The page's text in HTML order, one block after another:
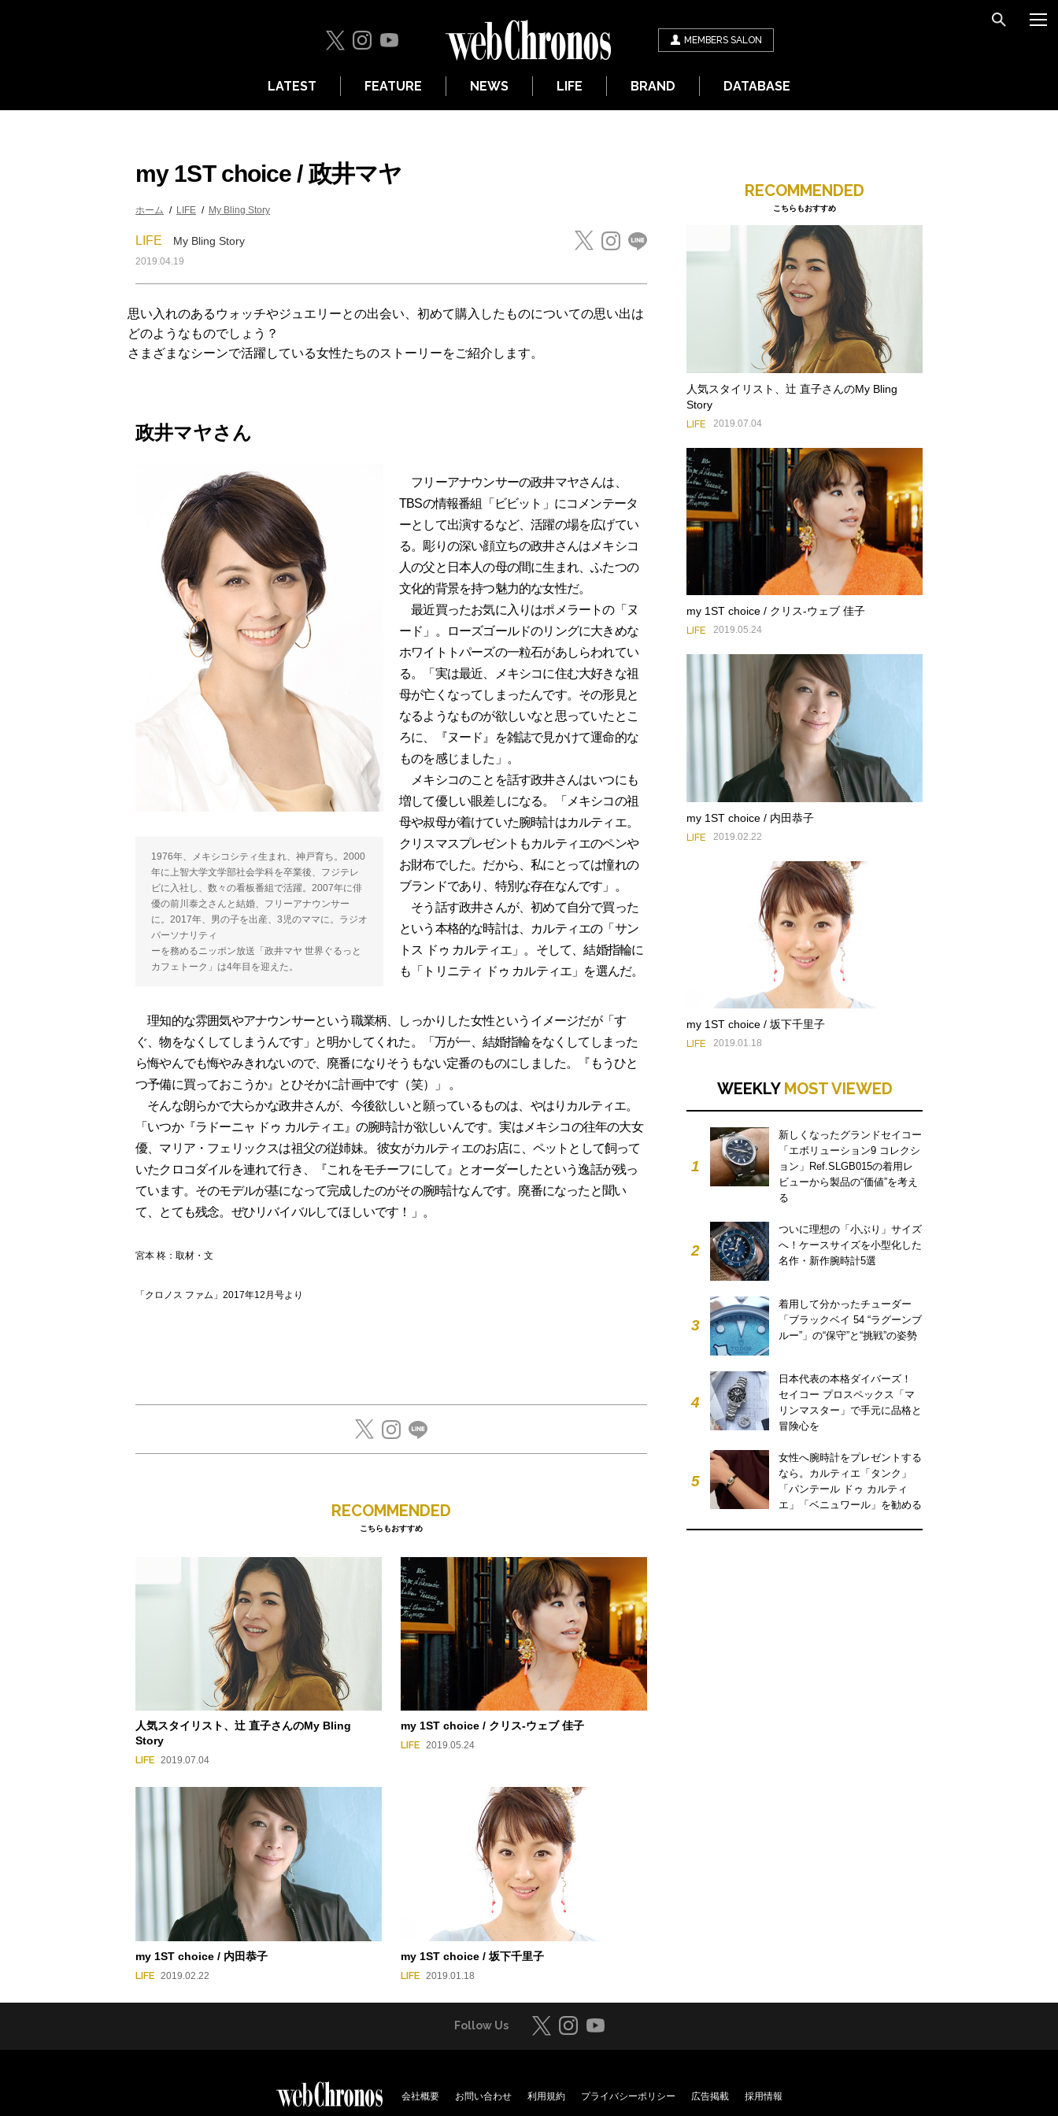
MEMBERS SALON
LATEST FEATURE NEWS LIFE BRAND DATABASE
my 1ST choice / 政井マヤ
ホーム LIFE My Bling Story
LIFE My Bling Story
2019.04.19
思い入れのあるウォッチやジュエリーとの出会い、初めて購入したものについての思い出は
どのようなものでしょう？
さまざまなシーンで活躍している女性たちのストーリーをご紹介します。
政井マヤさん
1976年、メキシコシティ生まれ、神戸育ち。2000
年に上智大学文学部社会学科を卒業後、フジテレ
ビに入社し、数々の看板番組で活躍。2007年に俳
優の前川泰之さんと結婚、フリーアナウンサー
に。2017年、男の子を出産、3児のママに。ラジオ
パーソナリティ
ーを務めるニッポン放送「政井マヤ 世界ぐるっと
カフェトーク」は4年目を迎えた。
フリーアナウンサーの政井マヤさんは、
TBSの情報番組「ビビット」にコメンテータ
ーとして出演するなど、活躍の場を広げてい
る。彫りの深い顔立ちの政井さんはメキシコ
人の父と日本人の母の間に生まれ、ふたつの
文化的背景を持つ魅力的な女性だ。
最近買ったお気に入りはポメラートの「ヌ
ード」。ローズゴールドのリングに大きめな
ホワイトトパーズの一粒石があしらわれてい
る。「実は最近、メキシコに住む大好きな祖
母が亡くなってしまったんです。その形見と
なるようなものが欲しいなと思っていたとこ
ろに、『ヌード』を雑誌で見かけて運命的な
ものを感じました」。
メキシコのことを話す政井さんはいつにも
増して優しい眼差しになる。「メキシコの祖
母や叔母が着けていた腕時計はカルティエ。
クリスマスプレゼントもカルティエのペンや
お財布でした。だから、私にとっては憧れの
ブランドであり、特別な存在なんです」。
そう話す政井さんが、初めて自分で買った
という本格的な時計は、カルティエの「サン
トス ドゥ カルティエ」。そして、結婚指輪に
も「トリニティ ドゥ カルティエ」を選んだ。
理知的な雰囲気やアナウンサーという職業柄、しっかりした女性というイメージだが「す
ぐ、物をなくしてしまうんです」と明かしてくれた。「万が一、結婚指輪をなくしてしまった
ら悔やんでも悔やみきれないので、廃番になりそうもない定番のものにしました。『もうひと
つ予備に買っておこうか』とひそかに計画中です（笑）」 。
そんな朗らかで大らかな政井さんが、今後欲しいと願っているものは、やはりカルティエ。
「いつか『ラドーニャ ドゥ カルティエ』の腕時計が欲しいんです。実はメキシコの往年の大女
優、マリア・フェリックスは祖父の従姉妹。 彼女がカルティエのお店に、ペットとして飼って
いたクロコダイルを連れて行き、『これをモチーフにして』とオーダーしたという逸話が残っ
ています。そのモデルが基になって完成したのがその腕時計なんです。廃番になったと聞い
て、とても残念。ぜひリバイバルしてほしいです！」。
宮本 柊：取材・文
「クロノス ファム」2017年12月号より
RECOMMENDED
こちらもおすすめ
人気スタイリスト、辻 直子さんのMy Bling
Story
LIFE 2019.07.04
my 1ST choice / クリス-ウェブ 佳子
LIFE 2019.05.24
my 1ST choice / 内田恭子
LIFE 2019.02.22
my 1ST choice / 坂下千里子
LIFE 2019.01.18
RECOMMENDED
こちらもおすすめ
人気スタイリスト、辻 直子さんのMy Bling
Story
LIFE 2019.07.04
my 1ST choice / クリス-ウェブ 佳子
LIFE 2019.05.24
my 1ST choice / 内田恭子
LIFE 2019.02.22
my 1ST choice / 坂下千里子
LIFE 2019.01.18
WEEKLY MOST VIEWED
1
新しくなったグランドセイコー
「エボリューション9 コレクシ
ョン」Ref.SLGB015の着用レ
ビューから製品の“価値”を考え
る
2
ついに理想の「小ぶり」サイズ
へ！ケースサイズを小型化した
名作・新作腕時計5選
3
着用して分かったチューダー
「ブラックベイ 54 “ラグーンブ
ルー”」の“保守”と“挑戦”の姿勢
4
日本代表の本格ダイバーズ！
セイコー プロスペックス「マ
リンマスター」で手元に品格と
冒険心を
5
女性へ腕時計をプレゼントする
なら。カルティエ「タンク」
「パンテール ドゥ カルティ
エ」「ベニュワール」を勧める
Follow Us
会社概要 お問い合わせ 利用規約 プライバシーポリシー 広告掲載 採用情報